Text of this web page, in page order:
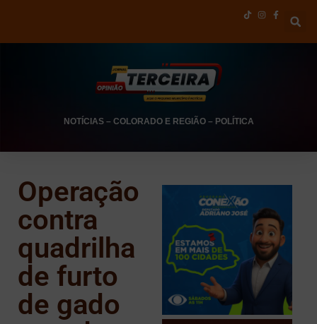
NOTÍCIAS– COLORADO E REGIÃO– POLÍTICA
Operação
contra
quadrilha
de furto
de gado